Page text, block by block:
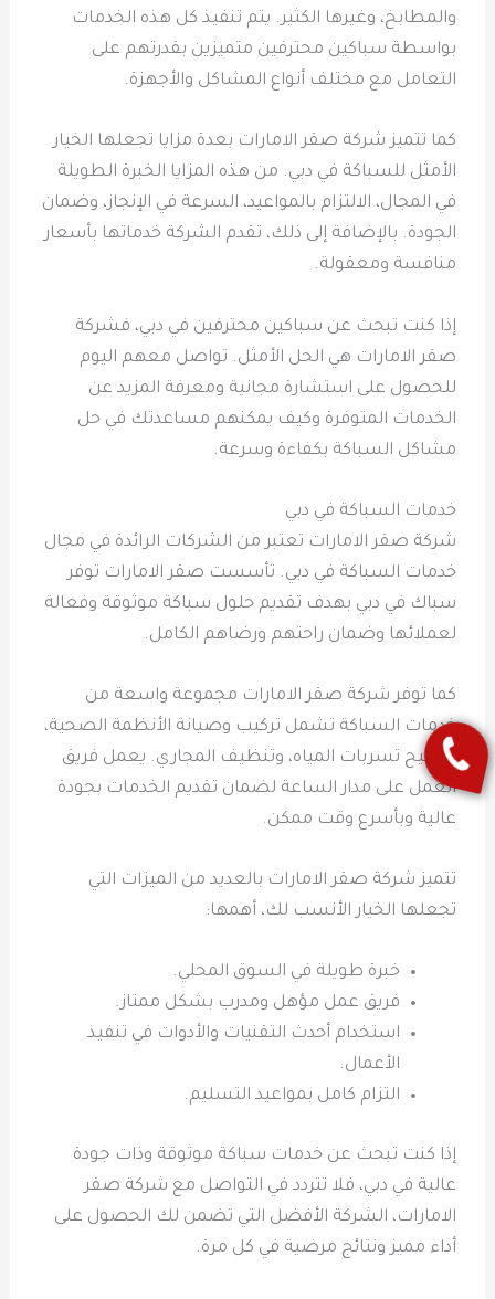
والمطابخ، وغيرها الكثير. يتم تنفيذ كل هذه الخدمات
بواسطة سباكين محترفين متميزين بقدرتهم على
التعامل مع مختلف أنواع المشاكل والأجهزة.
كما تتميز شركة صقر الامارات بعدة مزايا تجعلها الخيار
الأمثل للسباكة في دبي. من هذه المزايا الخبرة الطويلة
في المجال، الالتزام بالمواعيد، السرعة في الإنجاز، وضمان
الجودة. بالإضافة إلى ذلك، تقدم الشركة خدماتها بأسعار
منافسة ومعقولة.
إذا كنت تبحث عن سباكين محترفين في دبي، فشركة
صقر الامارات هي الحل الأمثل. تواصل معهم اليوم
للحصول على استشارة مجانية ومعرفة المزيد عن
الخدمات المتوفرة وكيف يمكنهم مساعدتك في حل
مشاكل السباكة بكفاءة وسرعة.
خدمات السباكة في دبي
شركة صقر الامارات تعتبر من الشركات الرائدة في مجال
خدمات السباكة في دبي. تأسست صقر الامارات توفر
سباك في دبي بهدف تقديم حلول سباكة موثوقة وفعالة
لعملائها وضمان راحتهم ورضاهم الكامل.
كما توفر شركة صقر الامارات مجموعة واسعة من
خدمات السباكة تشمل تركيب وصيانة الأنظمة الصحية،
تصليح تسربات المياه، وتنظيف المجاري. يعمل فريق
العمل على مدار الساعة لضمان تقديم الخدمات بجودة
عالية وبأسرع وقت ممكن.
تتميز شركة صقر الامارات بالعديد من الميزات التي
تجعلها الخيار الأنسب لك، أهمها:
خبرة طويلة في السوق المحلي.
فريق عمل مؤهل ومدرب بشكل ممتاز.
استخدام أحدث التقنيات والأدوات في تنفيذ
الأعمال.
التزام كامل بمواعيد التسليم.
إذا كنت تبحث عن خدمات سباكة موثوقة وذات جودة
عالية في دبي، فلا تتردد في التواصل مع شركة صقر
الامارات، الشركة الأفضل التي تضمن لك الحصول على
أداء مميز ونتائج مرضية في كل مرة.